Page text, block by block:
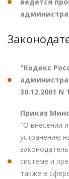
ведется
"Кодекс
30.12.2001 N
Приказ
"О внесении
устранению
системе и
также в